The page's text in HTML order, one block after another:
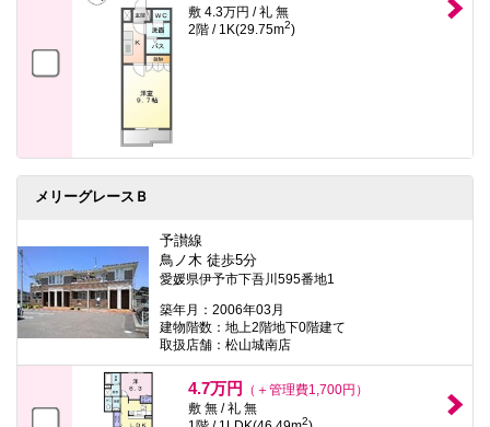
敷 4.3万円 / 礼 無
2階 / 1K(29.75m2)
メリーグレースＢ
予讃線
鳥ノ木 徒歩5分
愛媛県伊予市下吾川595番地1
築年月：2006年03月
建物階数：地上2階地下0階建て
取扱店舗：松山城南店
4.7万円
（＋管理費1,700円）
敷 無 / 礼 無
2